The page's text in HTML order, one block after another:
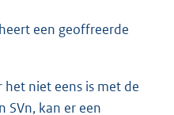
een geoffreerde
niet eens is met de
SVn, kan er een